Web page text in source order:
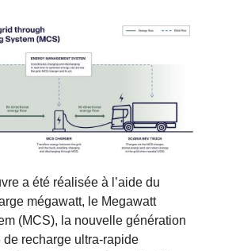
a été réalisée à l’aide du
mégawatt, le Megawatt
(MCS), la nouvelle génération
recharge ultra-rapide